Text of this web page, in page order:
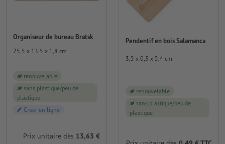
Organiseur de bureau Bratsk
25,5 x 13,5 x 1,8 cm
renouvelable
sans plastique/peu de
plastique
Créer en ligne
Prix unitaire dès 13,63 €
Pendentif en bois Salamanca
3,5 x 0,3 x 5,4 cm
renouvelable
sans plastique/peu de
plastique